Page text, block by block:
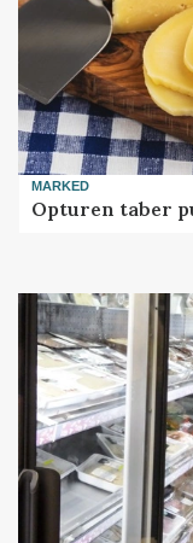
MARKED
Opturen taber